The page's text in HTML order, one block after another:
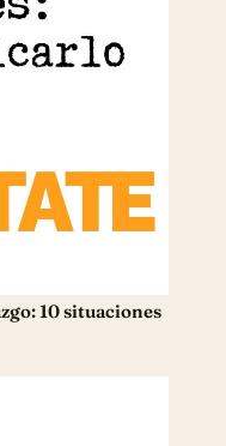
10 situaciones